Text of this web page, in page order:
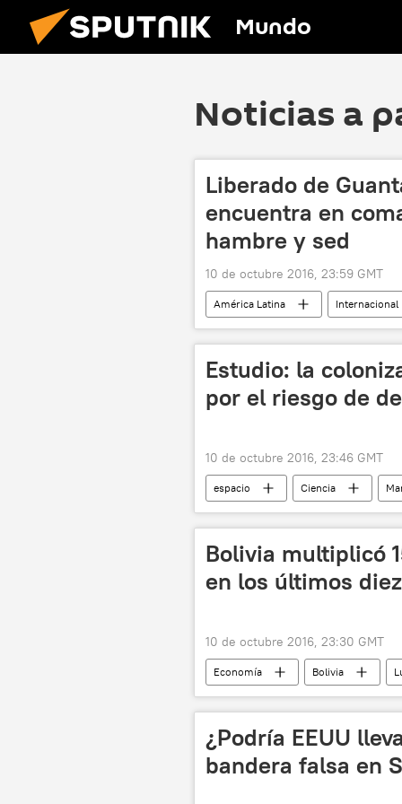
Mundo
Noticias a
Liberado de
encuentra en
hambre y sed
10 de octubre 2016, 23:59 GMT
América Latina Internacional
Christian Mirza
Guantánamo
Estudio: la
por el riesgo de
10 de octubre 2016, 23:46 GMT
espacio Ciencia
espacio exterior
enfermedad
Bolivia multiplicó
en los últimos
10 de octubre 2016, 23:30 GMT
Economía Bolivia
¿Podría EEUU
bandera falsa en